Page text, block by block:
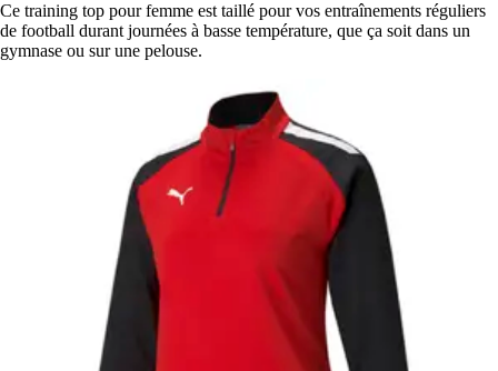
Ce training top pour femme est taillé pour vos entraînements réguliers
de football durant journées à basse température, que ça soit dans un
gymnase ou sur une pelouse.